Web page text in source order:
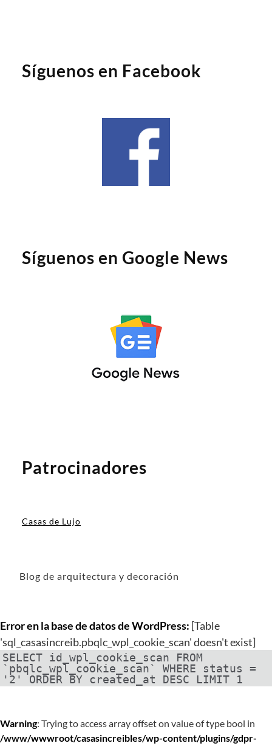
Síguenos en Facebook
Síguenos en Google News
Patrocinadores
Casas de Lujo
Blog de arquitectura y decoración
Error en la base de datos de WordPress: [Table
'sql_casasincreib.pbqlc_wpl_cookie_scan' doesn't exist]
SELECT id_wpl_cookie_scan FROM
`pbqlc_wpl_cookie_scan` WHERE status =
'2' ORDER BY created_at DESC LIMIT 1
Warning: Trying to access array offset on value of type bool in
/www/wwwroot/casasincreibles/wp-content/plugins/gdpr-